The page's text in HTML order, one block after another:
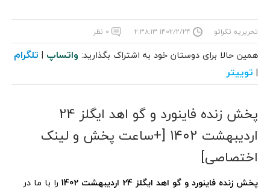
تحریریه تکراتو ۱۴۰۲/۲/۲۴ ۲:۳۸:۱۳ ۰ نظر
همین حالا برای دوستان خود به اشتراک بگذارید: واتساپ | تلگرام
| توییتر
پخش زنده فاینورد و گو اهد ایگلز 24
اردیبهشت 1402 [+ساعت پخش و لینک
اختصاصی]
پخش زنده فاینورد و گو اهد ایگلز 24 اردیبهشت 1402
را با ما در